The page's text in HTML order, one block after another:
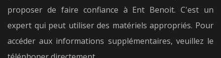
proposer de faire confiance à Ent Benoit. C'est un
expert qui peut utiliser des matériels appropriés. Pour
accéder aux informations supplémentaires, veuillez le